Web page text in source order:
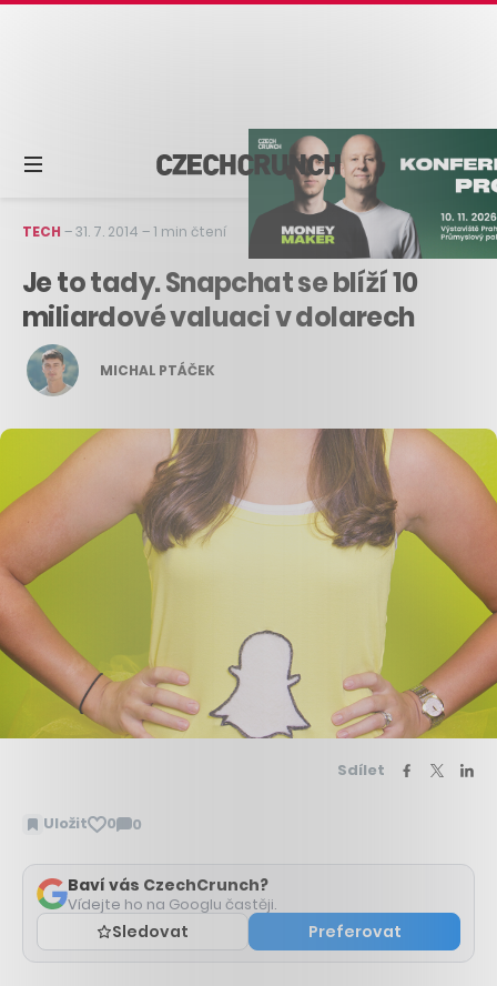
TECH –31. 7. 2014 –1 min čtení
Je to tady. Snapchat se blíží 10
miliardové valuaci v dolarech
MICHAL PTÁČEK
Sdílet
Uložit 0 0
Zobrazit
Baví vás CzechCrunch?
Vídejte ho na Googlu častěji.
Sledovat Preferovat